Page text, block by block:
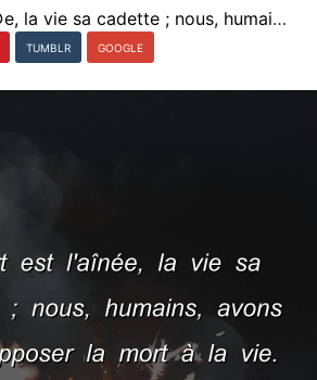
La mort est l'aÃ®nÃ©e, la vie sa cadette ; nous, humains, avons tort d'opposer la mort Ã la vie.
TUMBLR GOOGLE